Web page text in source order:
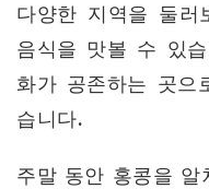
다양한 지역을 둘
음식을 맛볼 수 있
화가 공존하는 곳으
습니다.
주말 동안 홍콩을